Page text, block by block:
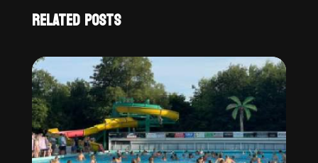
RELATED POSTS